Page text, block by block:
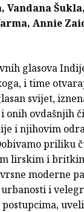
Annie
glasova
i time
svijet,
onih ovdašnjih
i njihovim
priliku
lirskim i
moderne
i